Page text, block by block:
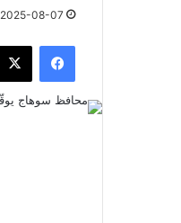
2025-08-07
فيسبوك